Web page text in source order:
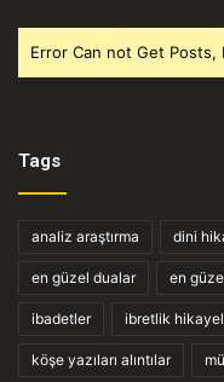
Error Can not Get
Tags
analiz araştırma dini
en güzel dualar en
ibadetler ibretlik
köşe yazıları alıntılar